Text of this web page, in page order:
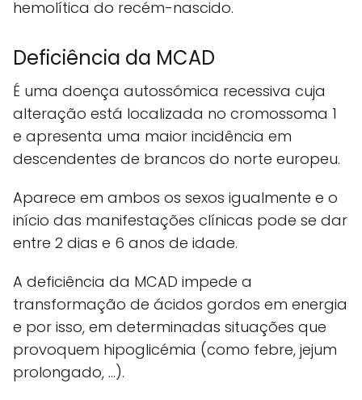
hemolítica do recém-nascido.
Deficiência da MCAD
É uma doença autossómica recessiva cuja
alteração está localizada no cromossoma 1
e apresenta uma maior incidência em
descendentes de brancos do norte europeu.
Aparece em ambos os sexos igualmente e o
início das manifestações clínicas pode se dar
entre 2 dias e 6 anos de idade.
A deficiência da MCAD impede a
transformação de ácidos gordos em energia
e por isso, em determinadas situações que
provoquem hipoglicémia (como febre, jejum
prolongado, ...).